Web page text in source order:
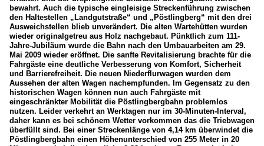
bewahrt. Auch die typische eingleisige Streckenführung zwischen
den Haltestellen „Landgutstraße“ und „Pöstlingberg“ mit den drei
Ausweichstellen blieb unverändert. Die alten Wartehütten wurden
wieder originalgetreu aus Holz nachgebaut. Pünktlich zum 111-
Jahre-Jubiläum wurde die Bahn nach den Umbauarbeiten am 29.
Mai 2009 wieder eröffnet. Die sanfte Revitalisierung brachte für die
Fahrgäste eine deutliche Verbesserung von Komfort, Sicherheit
und Barrierefreiheit. Die neuen Niederflurwagen wurden dem
Aussehen der alten Wagen nachempfunden. Im Gegensatz zu den
historischen Wagen können nun auch Fahrgäste mit
eingeschränkter Mobilität die Pöstlingbergbahn problemlos
nutzen. Leider verkehrt an Werktagen nur im 30-Minuten-Interval,
daher kann es bei schönem Wetter vorkommen das die Triebwagen
überfüllt sind. Bei einer Streckenlänge von 4,14 km überwindet die
Pöstlingbergbahn einen Höhenunterschied von 255 Meter in 20